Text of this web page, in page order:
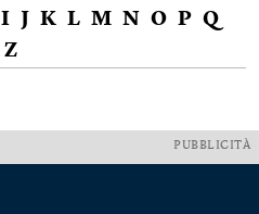
I J K L M N O P Q
Z
PUBBLICITÀ